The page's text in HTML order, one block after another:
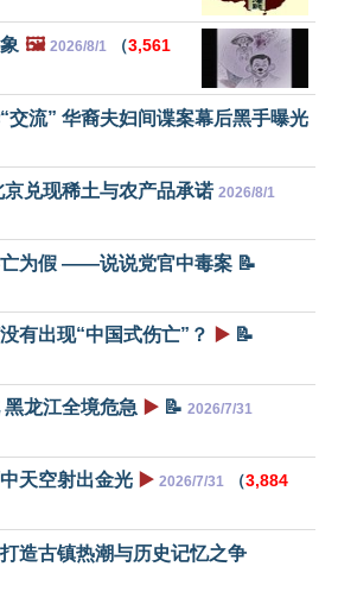
🖼️ 2026/8/1 （3,561
交流” 华裔夫妇间谍案幕后黑手曝光
兑现稀土与农产品承诺 2026/8/1
为假 ——说说党官中毒案 📝
有出现“中国式伤亡”？ ▶️ 📝
龙江全境危急 ▶️ 📝 2026/7/31
天空射出金光 ▶️ 2026/7/31 （3,884
造古镇热潮与历史记忆之争